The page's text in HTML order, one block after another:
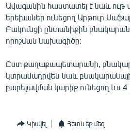
Ավագանին հաստատել է նաև
երեխաներ ունեցող Արթուր
Բակունցի ընտանիքին բնակարան
որոշման նախագիծը:
Ըստ քաղաքապետարանի,
կտրամադրվեն նաև
բարելավման կարիք ունեցող ևս
Կիսվել Հետևեք մեզ